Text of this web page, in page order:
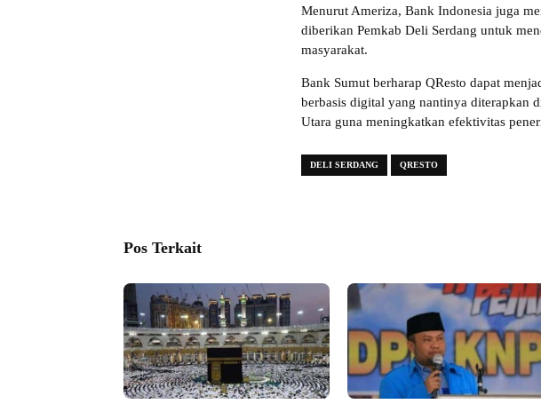
Menurut Ameriza, Bank Indonesia juga
diberikan Pemkab Deli Serdang untuk
masyarakat.
Bank Sumut berharap QResto dapat
berbasis digital yang nantinya diterapkan
Utara guna meningkatkan efektivitas
DELI SERDANG QRESTO
Pos Terkait